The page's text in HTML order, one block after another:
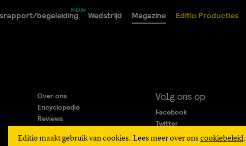
begeleiding Wedstrijd Magazine Editio Producties
Editio maakt gebruik van cookies. Lees meer over ons cookiebeleid.
Over ons
Encyclopedie
Reviews
Algemene Voorwaarden
Volg ons op
Facebook
Twitter
Instagram